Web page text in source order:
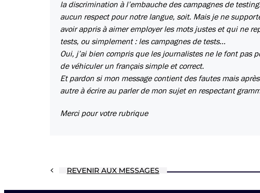
la discrimination à l’embauche des campagnes de
aucun respect pour notre langue, soit. Mais je ne
avoir appris à aimer employer les mots justes et qui ne
tests, ou simplement : les campagnes de tests…
Oui, j’ai bien compris que les journalistes ne le font pas
de véhiculer un français simple et correct.
Et pardon si mon message contient des fautes mais
autre à écrire au parler de mon sujet en respectant
Merci pour votre rubrique
REVENIR AUX MESSAGES